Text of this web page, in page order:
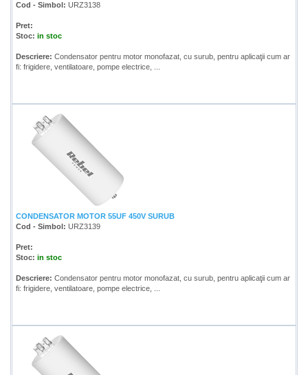
Cod - Simbol: URZ3138
Pret:
Stoc: in stoc
Descriere: Condensator pentru motor monofazat, cu surub, pentru aplicaţii cum ar
fi: frigidere, ventilatoare, pompe electrice, ...
CONDENSATOR MOTOR 55UF 450V SURUB
Cod - Simbol: URZ3139
Pret:
Stoc: in stoc
Descriere: Condensator pentru motor monofazat, cu surub, pentru aplicaţii cum ar
fi: frigidere, ventilatoare, pompe electrice, ...